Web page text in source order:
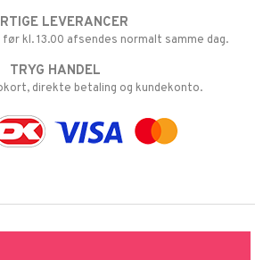
LEVERANCER
kl. 13.00 afsendes normalt samme dag.
TRYG HANDEL
direkte betaling og kundekonto.